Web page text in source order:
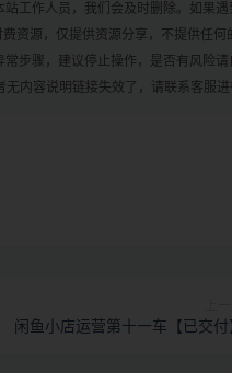
工作人员，我们会及时删除。如果
资源，仅提供资源分享，不提供任
步骤，建议停止操作，是否有风险请
内容说明链接失效了，请联系客服进
闲鱼小店运营第十一车【已交付